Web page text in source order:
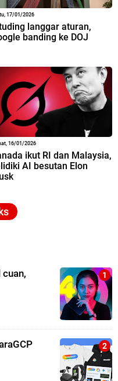
17/01/2026
langgar aturan,
banding ke DOJ
16/01/2026
ikut RI dan Malaysia,
AI besutan Elon